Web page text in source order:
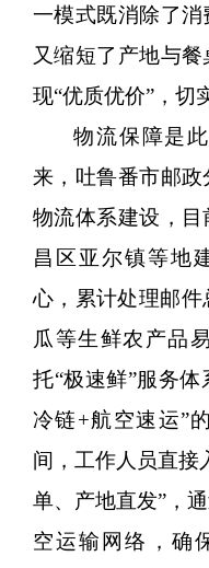
一模式既消除了消
又缩短了产地与
现“优质优价”，切
物流保障是
来，吐鲁番市邮
物流体系建设，
昌区亚尔镇等地
心，累计处理邮
瓜等生鲜农产品
托“极速鲜”服务
冷链+航空速运”
间，工作人员直接
单、产地直发”，
空运输网络，确